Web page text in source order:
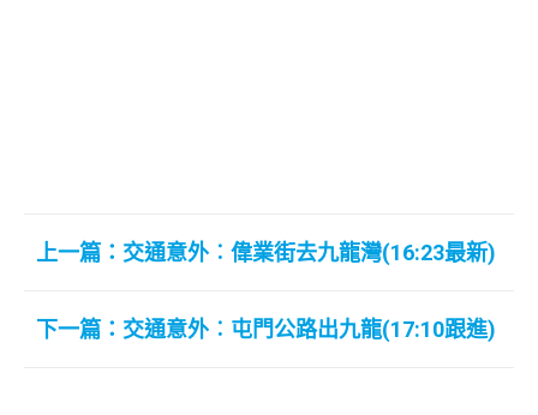
上一篇：交通意外︰偉業街去九龍灣(16:23最新)
下一篇：交通意外︰屯門公路出九龍(17:10跟進)